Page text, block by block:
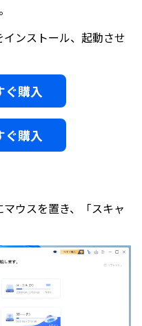
ンストール、起動させ
ぐ購入
ぐ購入
ウスを置き、「スキャ